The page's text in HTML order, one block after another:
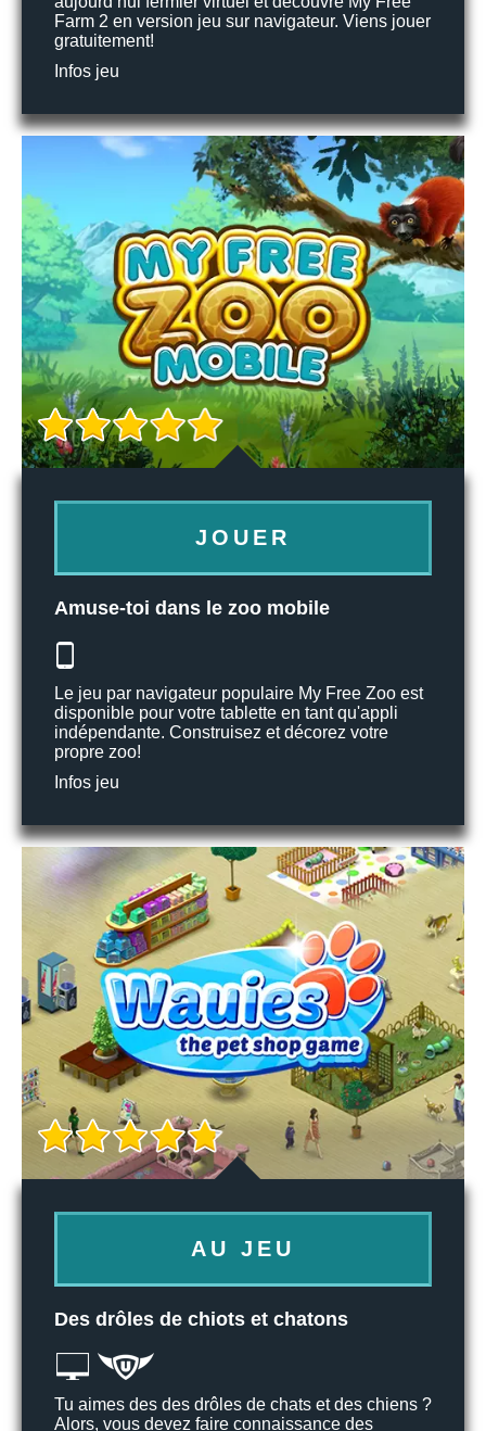
Farm 2 en version jeu sur navigateur. Viens jouer
gratuitement!
Infos jeu
JOUER
Amuse-toi dans le zoo mobile
Le jeu par navigateur populaire My Free Zoo est
disponible pour votre tablette en tant qu'appli
indépendante. Construisez et décorez votre
propre zoo!
Infos jeu
AU JEU
Des drôles de chiots et chatons
Tu aimes des des drôles de chats et des chiens ?
Alors, vous devez faire connaissance des